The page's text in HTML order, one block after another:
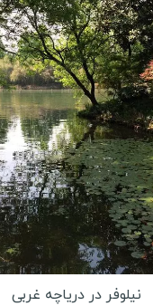
نیلوفر در دریاچه غربی